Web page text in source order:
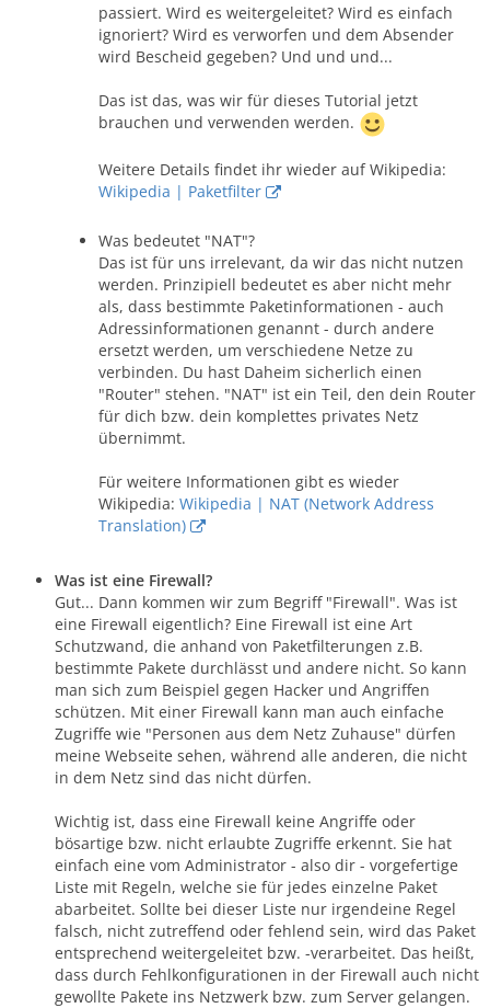
passiert. Wird es weitergeleitet? Wird es einfach
ignoriert? Wird es verworfen und dem Absender
wird Bescheid gegeben? Und und und...
Das ist das, was wir für dieses Tutorial jetzt
brauchen und verwenden werden.
Weitere Details findet ihr wieder auf Wikipedia:
Wikipedia | Paketfilter
Was bedeutet "NAT"?
Das ist für uns irrelevant, da wir das nicht nutzen
werden. Prinzipiell bedeutet es aber nicht mehr
als, dass bestimmte Paketinformationen - auch
Adressinformationen genannt - durch andere
ersetzt werden, um verschiedene Netze zu
verbinden. Du hast Daheim sicherlich einen
"Router" stehen. "NAT" ist ein Teil, den dein Router
für dich bzw. dein komplettes privates Netz
übernimmt.
Für weitere Informationen gibt es wieder
Wikipedia: Wikipedia | NAT (Network Address
Translation)
Was ist eine Firewall?
Gut... Dann kommen wir zum Begriff "Firewall". Was ist
eine Firewall eigentlich? Eine Firewall ist eine Art
Schutzwand, die anhand von Paketfilterungen z.B.
bestimmte Pakete durchlässt und andere nicht. So kann
man sich zum Beispiel gegen Hacker und Angriffen
schützen. Mit einer Firewall kann man auch einfache
Zugriffe wie "Personen aus dem Netz Zuhause" dürfen
meine Webseite sehen, während alle anderen, die nicht
in dem Netz sind das nicht dürfen.
Wichtig ist, dass eine Firewall keine Angriffe oder
bösartige bzw. nicht erlaubte Zugriffe erkennt. Sie hat
einfach eine vom Administrator - also dir - vorgefertige
Liste mit Regeln, welche sie für jedes einzelne Paket
abarbeitet. Sollte bei dieser Liste nur irgendeine Regel
falsch, nicht zutreffend oder fehlend sein, wird das Paket
entsprechend weitergeleitet bzw. -verarbeitet. Das heißt,
dass durch Fehlkonfigurationen in der Firewall auch nicht
gewollte Pakete ins Netzwerk bzw. zum Server gelangen.